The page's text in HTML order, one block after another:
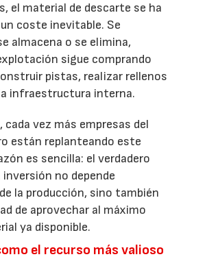
el material de descarte se ha
coste inevitable. Se
almacena o se elimina,
sigue comprando
pistas, realizar rellenos
infraestructura interna.
cada vez más empresas del
están replanteando este
es sencilla: el verdadero
no depende
la producción, sino también
de aprovechar al máximo
ya disponible.
el recurso más valioso